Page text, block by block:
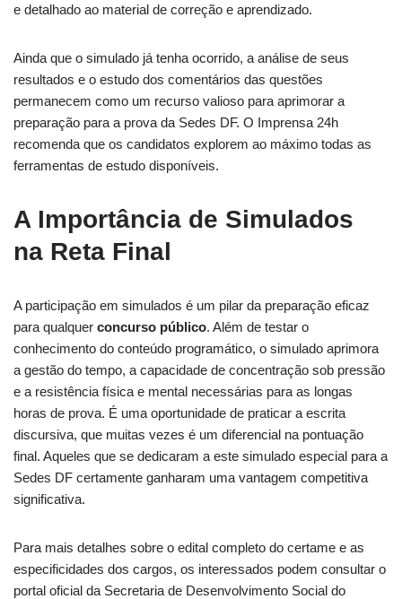
e detalhado ao material de correção e aprendizado.
Ainda que o simulado já tenha ocorrido, a análise de seus
resultados e o estudo dos comentários das questões
permanecem como um recurso valioso para aprimorar a
preparação para a prova da Sedes DF. O Imprensa 24h
recomenda que os candidatos explorem ao máximo todas as
ferramentas de estudo disponíveis.
A Importância de Simulados
na Reta Final
A participação em simulados é um pilar da preparação eficaz
para qualquer concurso público. Além de testar o
conhecimento do conteúdo programático, o simulado aprimora
a gestão do tempo, a capacidade de concentração sob pressão
e a resistência física e mental necessárias para as longas
horas de prova. É uma oportunidade de praticar a escrita
discursiva, que muitas vezes é um diferencial na pontuação
final. Aqueles que se dedicaram a este simulado especial para a
Sedes DF certamente ganharam uma vantagem competitiva
significativa.
Para mais detalhes sobre o edital completo do certame e as
especificidades dos cargos, os interessados podem consultar o
portal oficial da Secretaria de Desenvolvimento Social do